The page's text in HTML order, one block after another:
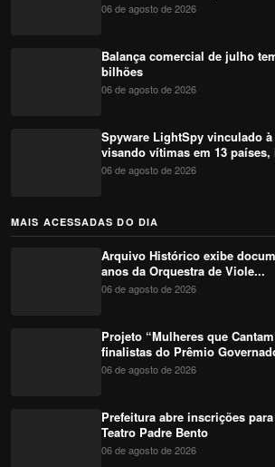
06 de agosto de 2026
Balança comercial de julho
bilhões
06 de agosto de 2026
Spyware LightSpy vinculado
visando vítimas em 13 países,
06 de agosto de 2026
MAIS ACESSADAS DO DIA
Arquivo Histórico exibe
anos da Orquestra de Viole...
06 de agosto de 2026
Projeto “Mulheres que
finalistas do Prêmio
06 de agosto de 2026
Prefeitura abre inscrições
Teatro Padre Bento
06 de agosto de 2026